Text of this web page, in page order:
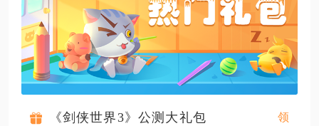
《剑侠世界3》公测大礼包